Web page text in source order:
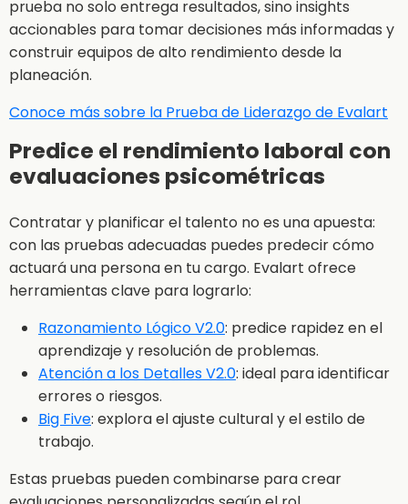
prueba no solo entrega resultados, sino insights
accionables para tomar decisiones más informadas y
construir equipos de alto rendimiento desde la
planeación.
Conoce más sobre la Prueba de Liderazgo de Evalart
Predice el rendimiento laboral con
evaluaciones psicométricas
Contratar y planificar el talento no es una apuesta:
con las pruebas adecuadas puedes predecir cómo
actuará una persona en tu cargo. Evalart ofrece
herramientas clave para lograrlo:
Razonamiento Lógico V2.0: predice rapidez en el
aprendizaje y resolución de problemas.
Atención a los Detalles V2.0: ideal para identificar
errores o riesgos.
Big Five: explora el ajuste cultural y el estilo de
trabajo.
Estas pruebas pueden combinarse para crear